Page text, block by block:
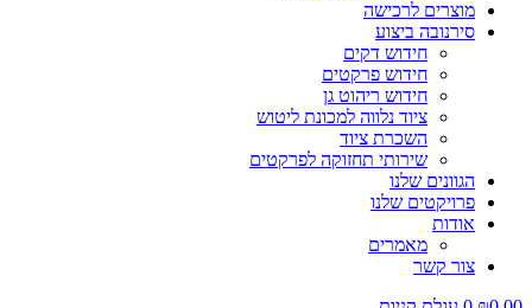
מוצרים לרכישה
סירנובה ביצוע
חידוש דקים
חידוש פרקטים
חידוש ריהוט גן
ציוד נלווה למכונת ליטוש
השכרת ציוד
שירותי תחזוקה לפרקטים
הגוונים שלנו
פרויקטים שלנו
אודות
מאמרים
צור קשר